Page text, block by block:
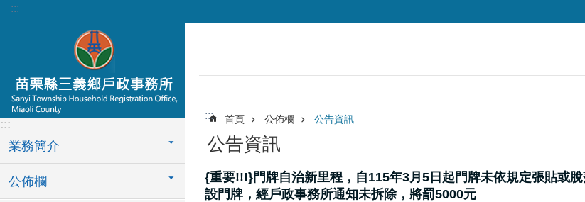
跳到主要內容區塊
:::
:::
業務簡介
公佈欄
::: 首頁 公佈欄 公告資訊
公告資訊
{重要!!!}門牌自治新里程，自115年3月5日起門牌未依規定張貼或
設門牌，經戶政事務所通知未拆除，將罰5000元